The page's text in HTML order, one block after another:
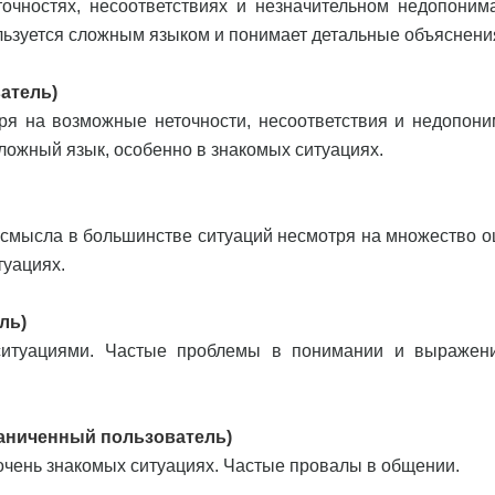
несоответствиях и незначительном
сложным языком и понимает детальные
на возможные неточности, несоответствия и
язык, особенно в знакомых ситуациях.
в большинстве ситуаций несмотря на множество
Частые проблемы в понимании и
пользователь)
знакомых ситуациях. Частые провалы в общении.